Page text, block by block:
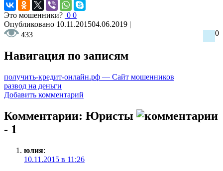
Это мошенники? 0 0
Опубликовано 10.11.201504.06.2019 |
433
0
Навигация по записям
получить-кредит-онлайн.рф — Сайт мошенников
развод на деньги
Добавить комментарий
Комментарии: Юристы
- 1
юлия:
10.11.2015 в 11:26